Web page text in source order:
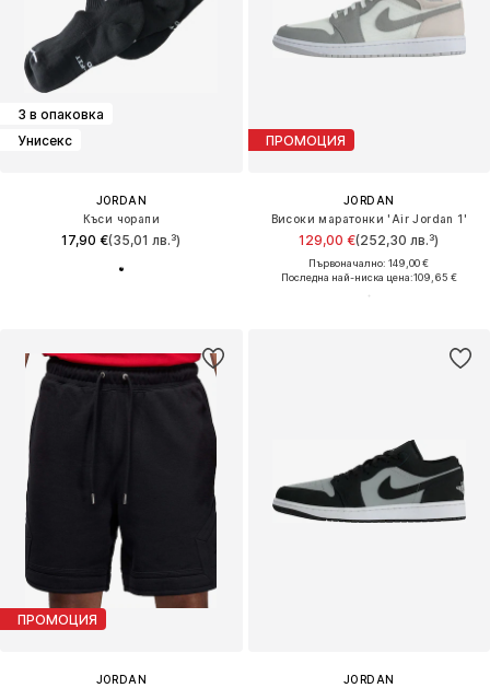
3 в опаковка
Унисекс
JORDAN
Къси чорапи
17,90 €(35,01 лв.³)
ПРОМОЦИЯ
JORDAN
Високи маратонки 'Air Jordan 1'
129,00 €(252,30 лв.³)
Първоначално: 149,00 €
Последна най-ниска цена:109,65 €
ПРОМОЦИЯ
JORDAN
JORDAN